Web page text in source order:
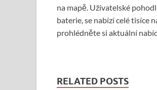
na mapě. Uživatelské
baterie, se nabízí celé tisíce
prohlédněte si aktuální
RELATED POSTS